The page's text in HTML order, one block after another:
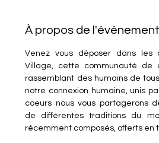
À propos de l'événement
Venez vous déposer dans les
Village, cette communauté de
rassemblant des humains de
notre connexion humaine, unis
coeurs nous vous partagerons
de différentes traditions du
récemment composés, offerts en